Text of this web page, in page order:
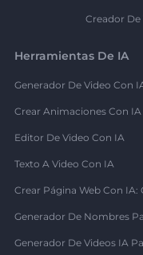
Creador De
Herramientas De IA
Generador De Video Con
Crear Animaciones Con IA
Editor De Video Con IA
Texto A Video Con IA
Crear Página Web Con
Generador De Nombres
Generador De Videos IA